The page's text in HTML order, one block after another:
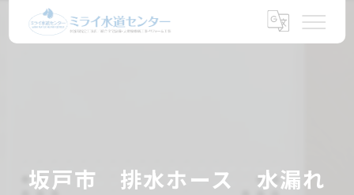
坂戸市 排水ホース 水漏れ